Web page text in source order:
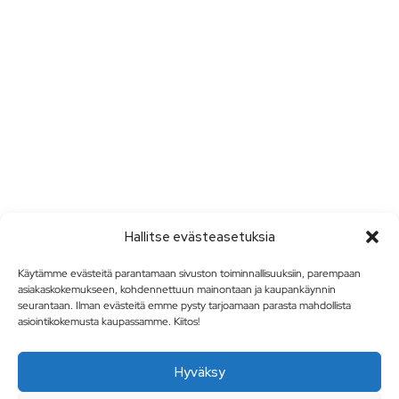
Hallitse evästeasetuksia
Käytämme evästeitä parantamaan sivuston toiminnallisuuksiin, parempaan
asiakaskokemukseen, kohdennettuun mainontaan ja kaupankäynnin
seurantaan. Ilman evästeitä emme pysty tarjoamaan parasta mahdollista
asiointikokemusta kaupassamme. Kiitos!
Hyväksy